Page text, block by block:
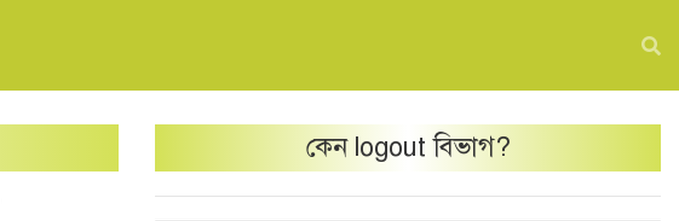
কেন logout বিভাগ?